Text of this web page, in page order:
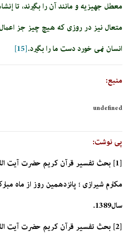
معطل جهيزيه و مانند آن را بگيرند، تا
متعال نيز در روزى كه هيچ چيز جز
انسان نمى‏ خورد دست ما را بگيرد.[15]
منبع:
undefined
پی نوشت:
[1] بحث تفسیر قرآن کریم حضرت آیت
مکارم شیرازی ؛ پانزدهمین روز از ماه
سال1389.
[2] بحث تفسیر قرآن کریم حضرت آیت